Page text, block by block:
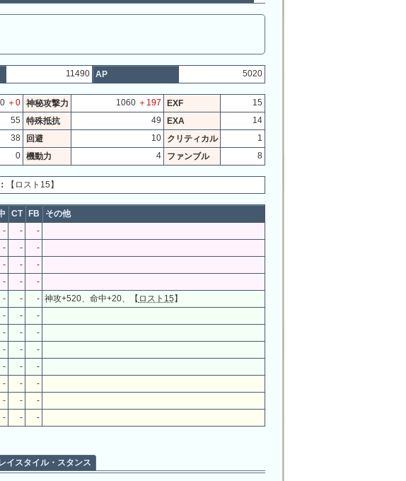
11490 AP 5020
＋0 神秘攻撃力 1060 ＋197 EXF
15
55 特殊抵抗 49 EXA
14
38 回避 10 クリティカル
1
0 機動力 4 ファンブル 8
【ロスト15】
CT FB
その他
- -
-
- -
-
- -
-
- -
-
- - - 神攻+520、命中+20、【 ロスト15 】
- -
-
- -
-
- -
-
- -
-
- -
-
- -
-
- - -
イスタイル・スタンス